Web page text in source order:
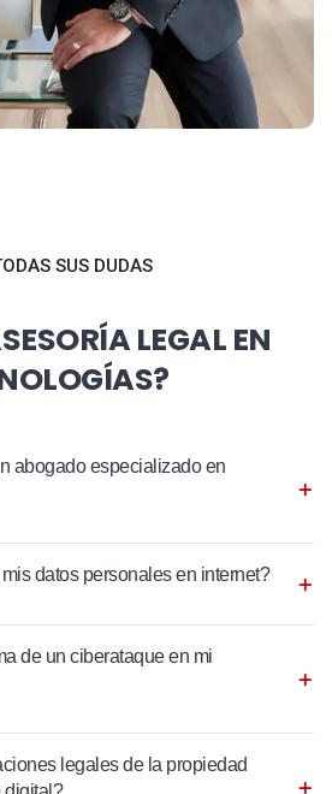
SUS DUDAS
LEGAL EN
abogado especializado en
datos personales en internet?
de un ciberataque en mi
legales de la propiedad